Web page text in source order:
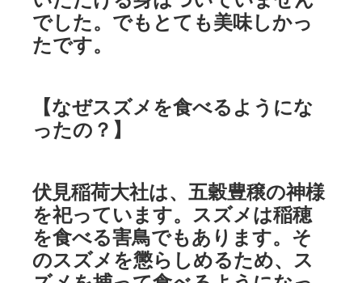
でした。でもとても美味しかっ
たです。
【なぜスズメを食べるようにな
ったの？】
伏見稲荷大社は、五穀豊穣の神様
を祀っています。スズメは稲穂
を食べる害鳥でもあります。そ
のスズメを懲らしめるため、ス